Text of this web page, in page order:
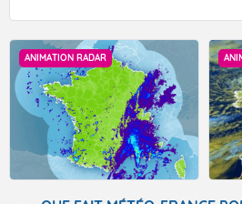
ANIMATION RADAR